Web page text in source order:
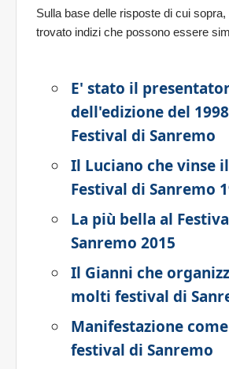
Sulla base delle risposte di cui
trovato indizi che possono essere
E' stato il
dell'edizione del
Festival di Sanremo
Il Luciano che vinse il
Festival di Sanremo
La più bella al
Sanremo 2015
Il Gianni che
molti festival di
Manifestazione
festival di Sanremo